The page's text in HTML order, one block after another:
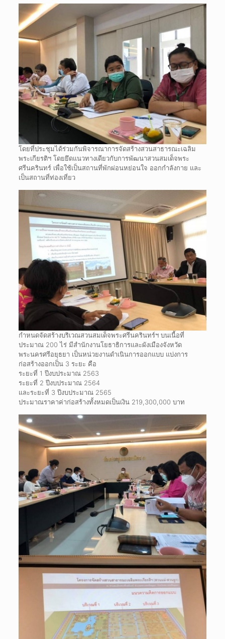
โดยที่ประชุมได้ร่วมกันพิจารณาการจัดสร้างสวนสาธารณะเฉลิม
พระเกียรติฯ โดยยึดแนวทางเดียวกับการพัฒนาสวนสมเด็จพระ
ศรีนครินทร์ เพื่อใช้เป็นสถานที่พักผ่อนหย่อนใจ ออกกำลังกาย และ
เป็นสถานที่ท่องเที่ยว
กำหนดจัดสร้างบริเวณสวนสมเด็จพระศรีนครินทร์ฯ บนเนื้อที่
ประมาณ 200 ไร่ มีสำนักงานโยธาธิการและผังเมืองจังหวัด
พระนครศรีอยุธยา เป็นหน่วยงานดำเนินการออกแบบ แบ่งการ
ก่อสร้างออกเป็น 3 ระยะ คือ
ระยะที่ 1 ปีงบประมาณ 2563
ระยะที่ 2 ปีงบประมาณ 2564
และระยะที่ 3 ปีงบประมาณ 2565
ประมาณราคาค่าก่อสร้างทั้งหมดเป็นเงิน 219,300,000 บาท